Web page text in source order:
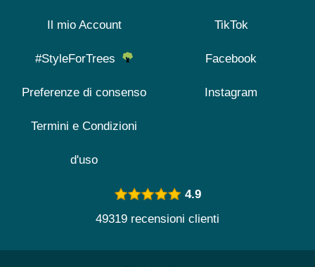
Il mio Account
#StyleForTrees
Preferenze di consenso
Termini e Condizioni
d'uso
TikTok
Facebook
Instagram
4.9
49319 recensioni clienti